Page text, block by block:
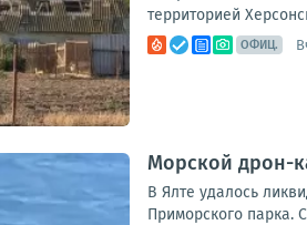
территорией
ОФИЦ.
Морской дрон-
В Ялте удалось
Приморского парка.